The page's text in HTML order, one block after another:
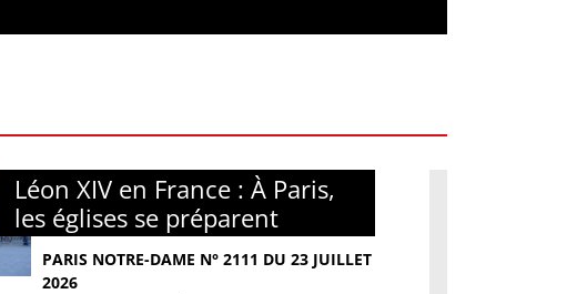
Léon XIV en France : À Paris,
les églises se préparent
PARIS NOTRE-DAME N° 2111 DU 23 JUILLET
2026